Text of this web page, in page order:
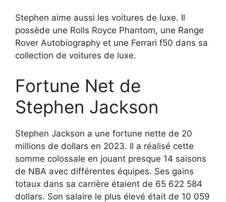
Stephen aime aussi les voitures de luxe. Il
possède une Rolls Royce Phantom, une Range
Rover Autobiography et une Ferrari f50 dans sa
collection de voitures de luxe.
Fortune Net de
Stephen Jackson
Stephen Jackson a une fortune nette de 20
millions de dollars en 2023. Il a réalisé cette
somme colossale en jouant presque 14 saisons
de NBA avec différentes équipes. Ses gains
totaux dans sa carrière étaient de 65 622 584
dollars. Son salaire le plus élevé était de 10 059